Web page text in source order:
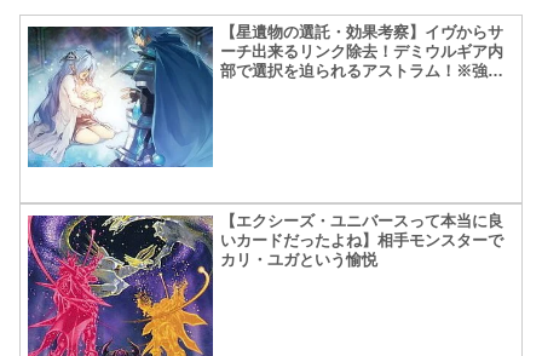
【星遺物の選託・効果考察】イヴからサ
ーチ出来るリンク除去！デミウルギア内
部で選択を迫られるアストラム！※強さ
【エクシーズ・ユニバースって本当に良
いカードだったよね】相手モンスターで
カリ・ユガという愉悦